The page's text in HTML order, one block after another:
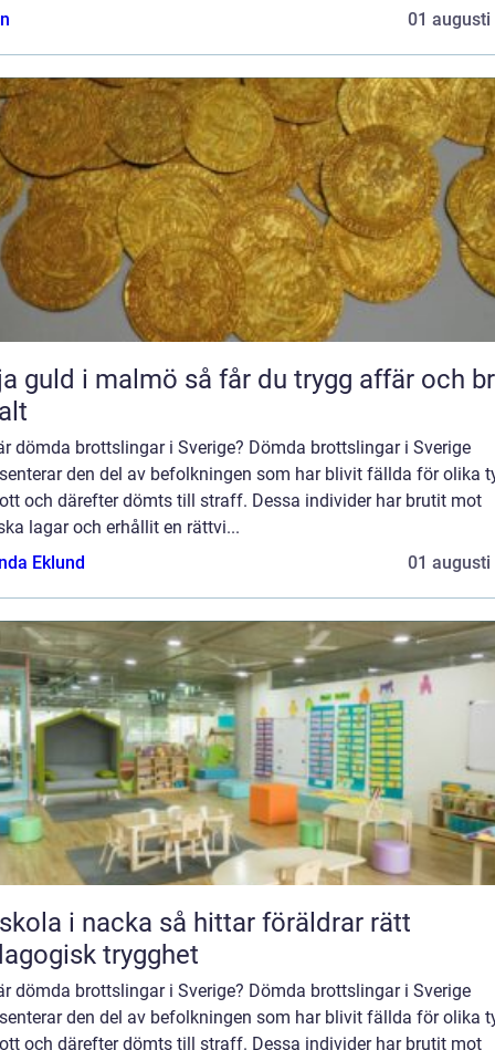
01 augusti
i malmö så får du trygg affär och bra
dömda brottslingar i Sverige? Dömda brottslingar i Sverige
den del av befolkningen som har blivit fällda för olika
och därefter dömts till straff. Dessa individer har brutit mot
lagar och erhållit en rättvi...
Eklund
01 augusti
i nacka så hittar föräldrar rätt
trygghet
dömda brottslingar i Sverige? Dömda brottslingar i Sverige
den del av befolkningen som har blivit fällda för olika
och därefter dömts till straff. Dessa individer har brutit mot